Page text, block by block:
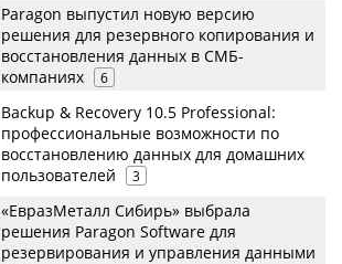
Paragon выпустил новую версию
решения для резервного копирования и
восстановления данных в СМБ-
компаниях
6
Backup & Recovery 10.5 Professional:
профессиональные возможности по
восстановлению данных для домашних
пользователей
3
«ЕвразМеталл Сибирь» выбрала
решения Paragon Software для
резервирования и управления данными